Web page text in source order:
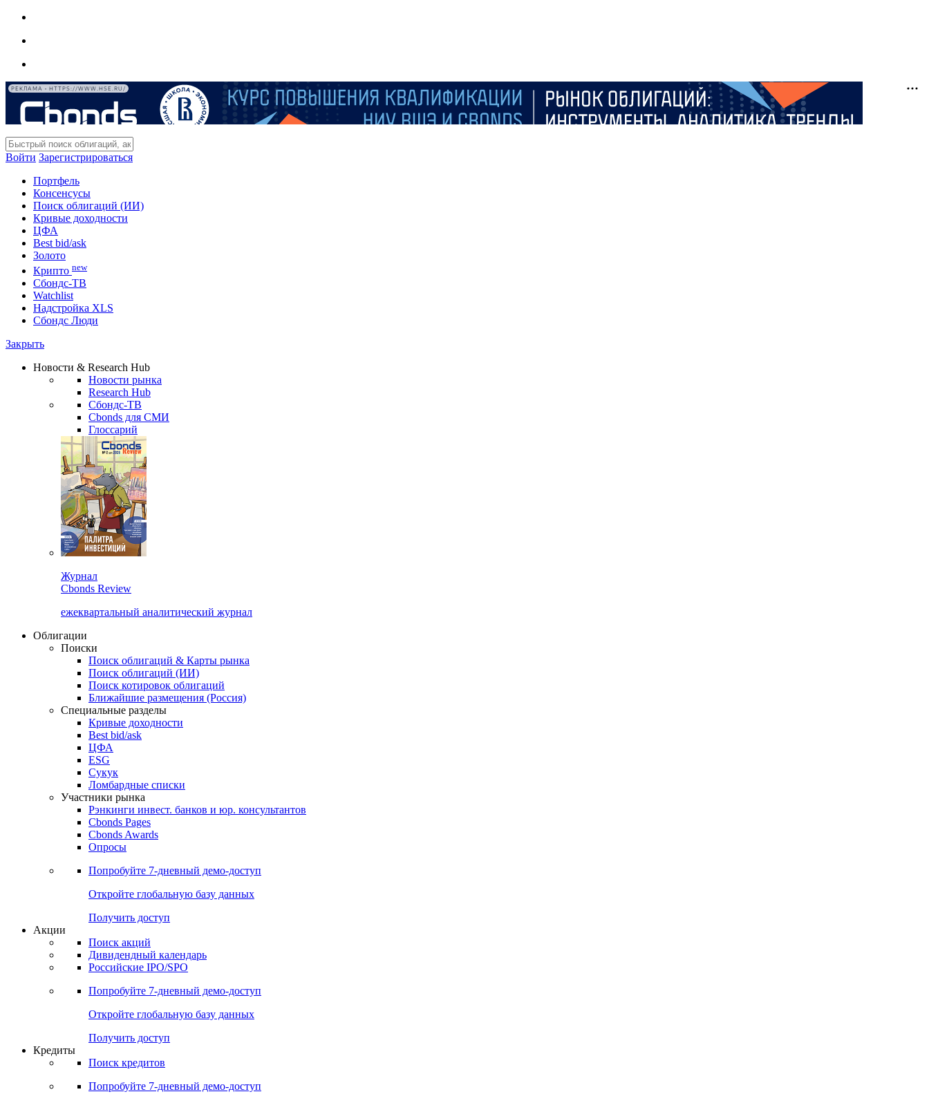
РЕКЛАМА • HTTPS://WWW.HSE.RU/
Войти Зарегистрироваться
Портфель
Консенсусы
Поиск облигаций (ИИ)
Кривые доходности
ЦФА
Best bid/ask
Золото
Крипто new
Сбондс-ТВ
Watchlist
Надстройка XLS
Сбондс Люди
Закрыть
Новости & Research Hub
Новости рынка
Research Hub
Сбондс-ТВ
Cbonds для СМИ
Глоссарий
Журнал
Cbonds Review
ежеквартальный аналитический журнал
Облигации
Поиски
Поиск облигаций & Карты рынка
Поиск облигаций (ИИ)
Поиск котировок облигаций
Ближайшие размещения (Россия)
Специальные разделы
Кривые доходности
Best bid/ask
ЦФА
ESG
Сукук
Ломбардные списки
Участники рынка
Рэнкинги инвест. банков и юр. консультантов
Cbonds Pages
Cbonds Awards
Опросы
Попробуйте 7-дневный демо-доступ
Откройте глобальную базу данных
Получить доступ
Акции
Поиск акций
Дивидендный календарь
Российские IPO/SPO
Попробуйте 7-дневный демо-доступ
Откройте глобальную базу данных
Получить доступ
Кредиты
Поиск кредитов
Попробуйте 7-дневный демо-доступ